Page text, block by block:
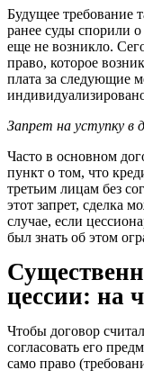
Будущее требование
ранее суды спорили
еще не возникло.
право, которое
плата за следующие
Запрет на уступку в
Часто в основном
пункт о том, что
третьим лицам без
этот запрет, сделка
случае, если
был знать об этом
цессии: на
Чтобы договор
согласовать его
само право